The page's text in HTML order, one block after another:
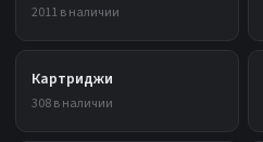
2011 в наличии
Картриджи
308 в наличии